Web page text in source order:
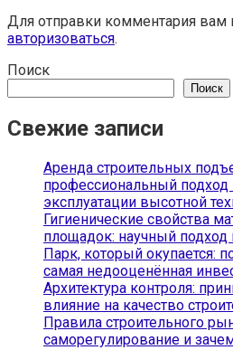
Для отправки комментария вам
авторизоваться.
Поиск
Поиск
Свежие записи
Аренда строительных
профессиональный
эксплуатации высотной
Гигиенические свойства
площадок: научный подход
Парк, который окупается:
самая недооценённая
Архитектура контроля:
влияние на качество
Правила строительного
саморегулирование и